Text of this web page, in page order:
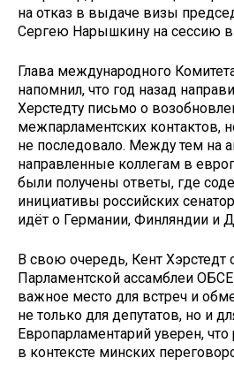
на отказ в выдаче визы
Сергею Нарышкину на сессию в
Глава международного
напомнил, что год назад
Херстедту письмо о
межпарламентских контактов,
не последовало. Между тем на
направленные коллегам в
были получены ответы, где
инициативы российских
идёт о Германии, Финляндии и
В свою очередь, Кент Хэрстедт
Парламентской ассамблеи
важное место для встреч и
не только для депутатов, но и
Европарламентарий уверен,
в контексте минских